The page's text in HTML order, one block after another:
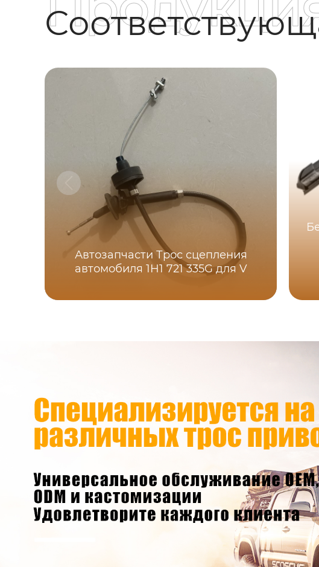
Автозапчасти Трос сцепления
автомобиля 1H1 721 335G для V